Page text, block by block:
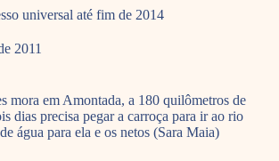
universal até fim de 2014
2011
mora em Amontada, a 180 quilômetros de
dias precisa pegar a carroça para ir ao rio
água para ela e os netos (Sara Maia)